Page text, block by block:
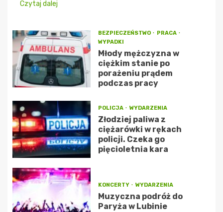
Czytaj dalej
BEZPIECZEŃSTWO
PRACA
WYPADKI
Młody mężczyzna w
ciężkim stanie po
porażeniu prądem
podczas pracy
POLICJA WYDARZENIA
Złodziej paliwa z
ciężarówki w rękach
policji. Czeka go
pięcioletnia kara
KONCERTY WYDARZENIA
Muzyczna podróż do
Paryża w Lubinie